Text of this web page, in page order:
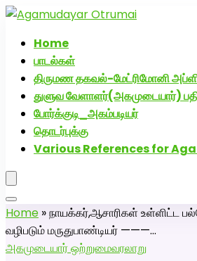
Home
பாடல்கள்
திருமண தகவல்-மேட்ரிமோனி
துளுவ வேளாளர்(அகமுடையார்)
போர்க்குடி_அகம்படியர்
தொடர்புக்கு
Various References for
Home »நாயக்கர்,ஆசாரிகள் உள்ளிட்ட
வழிபடும் மருதுபாண்டியர் ———…
அகமுடையார் ஒற்றுமைவரலாறு
அகமுடையார் திருமண வரன்களுக்கு